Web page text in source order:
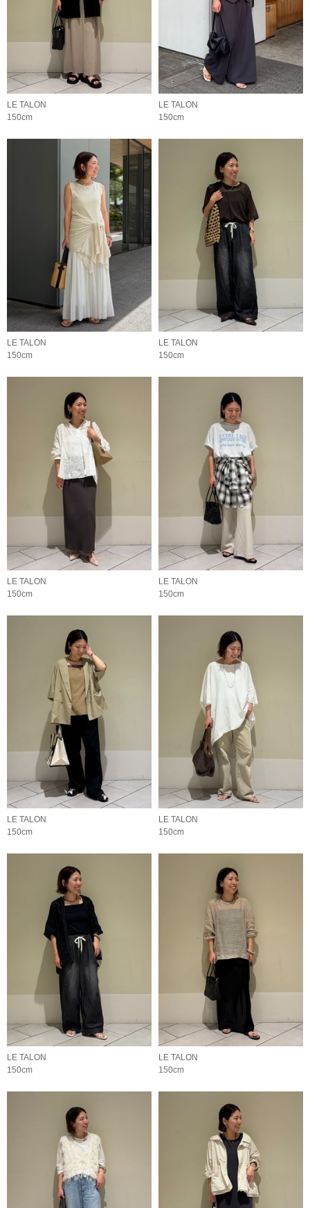
LE TALON
150cm
LE TALON
150cm
LE TALON
150cm
LE TALON
150cm
LE TALON
150cm
LE TALON
150cm
LE TALON
150cm
LE TALON
150cm
LE TALON
150cm
LE TALON
150cm